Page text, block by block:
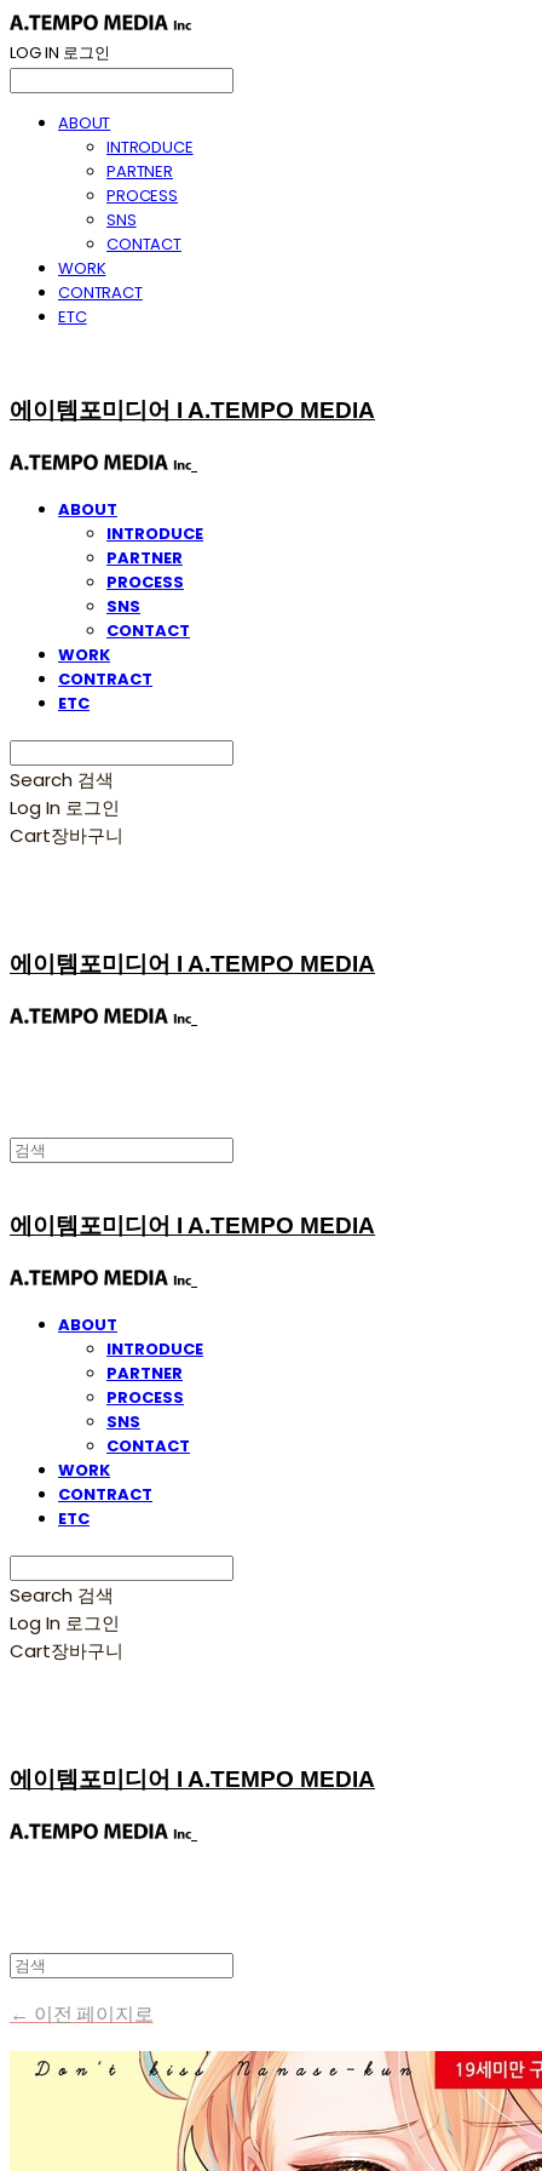
LOG IN 로그인
ABOUT
INTRODUCE
PARTNER
PROCESS
SNS
CONTACT
WORK
CONTRACT
ETC
에이템포미디어 I A.TEMPO MEDIA
ABOUT
INTRODUCE
PARTNER
PROCESS
SNS
CONTACT
WORK
CONTRACT
ETC
Search 검색
Log In 로그인
Cart장바구니
에이템포미디어 I A.TEMPO MEDIA
에이템포미디어 I A.TEMPO MEDIA
ABOUT
INTRODUCE
PARTNER
PROCESS
SNS
CONTACT
WORK
CONTRACT
ETC
Search 검색
Log In 로그인
Cart장바구니
에이템포미디어 I A.TEMPO MEDIA
← 이전 페이지로